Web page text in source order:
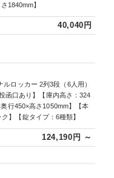
1840mm】
40,040円
ルロッカー 2列3段（6人用）
函口あり】【庫内高さ：324
行450×高さ1050mm】【本
】【錠タイプ：6種類】
124,190円 ～